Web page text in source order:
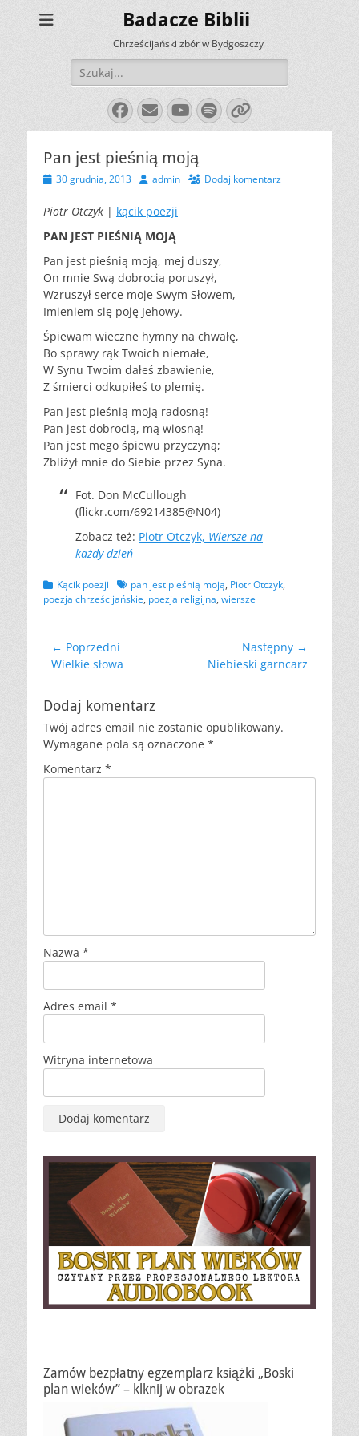
Badacze Biblii
Chrześcijański zbór w Bydgoszczy
Szukaj:
Facebook
E-
mail
YouTube
Spotify
Link
Pan jest pieśnią moją
Opublikowano
30 grudnia, 2013 Autoradmin Dodaj komentarz
Piotr Otczyk | kącik poezji
PAN JEST PIEŚNIĄ MOJĄ
Pan jest pieśnią moją, mej duszy,
On mnie Swą dobrocią poruszył,
Wzruszył serce moje Swym Słowem,
Imieniem się poję Jehowy.
Śpiewam wieczne hymny na chwałę,
Bo sprawy rąk Twoich niemałe,
W Synu Twoim dałeś zbawienie,
Z śmierci odkupiłeś to plemię.
Pan jest pieśnią moją radosną!
Pan jest dobrocią, mą wiosną!
Pan jest mego śpiewu przyczyną;
Zbliżył mnie do Siebie przez Syna.
Fot. Don McCullough
(flickr.com/69214385@N04)
Zobacz też: Piotr Otczyk, Wiersze na
każdy dzień
Kategorii
Kącik poezji Tagówpan jest pieśnią moją, Piotr Otczyk,
poezja chrześcijańskie, poezja religijna, wiersze
Nawigacja
wpisu
← Poprzedni
Poprzedni
Wielkie słowa
Następny →
NastępnyNiebieski garncarz
Dodaj komentarz
Twój adres email nie zostanie opublikowany.
Wymagane pola są oznaczone *
Komentarz *
Nazwa *
Adres email *
Witryna internetowa
Zamów bezpłatny egzemplarz książki „Boski
plan wieków” – klknij w obrazek